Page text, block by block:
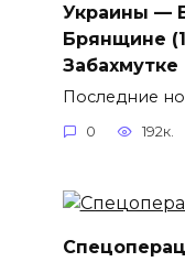
Украины —
Брянщине
Забахмутке
Последние
0 192к.